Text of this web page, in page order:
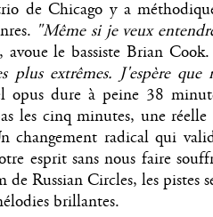
de Chicago y a
"Même si je veux
avoue le bassiste Brian Cook.
plus extrêmes. J'espère
opus dure à peine 38
les cinq minutes, une
changement radical qui
esprit sans nous faire
Russian Circles, les pistes
brillantes.